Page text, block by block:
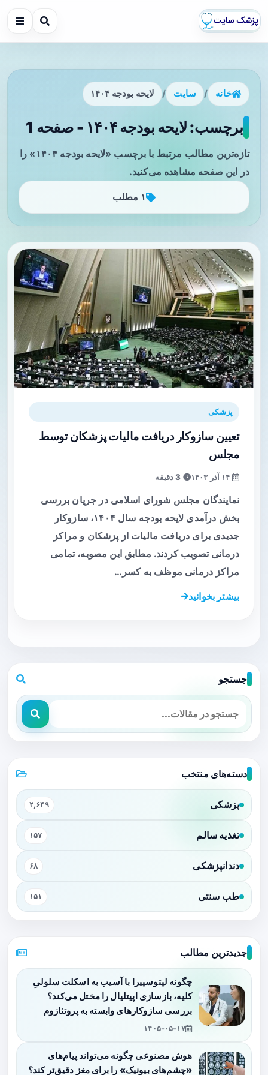
خانه / سایت / لایحه بودجه ۱۴۰۴
برچسب: لایحه بودجه ۱۴۰۴ - صفحه 1
تازه‌ترین مطالب مرتبط با برچسب «لایحه بودجه ۱۴۰۴» را
در این صفحه مشاهده می‌کنید.
۱ مطلب
پزشکی
تعیین سازوکار دریافت مالیات پزشکان توسط
مجلس
نمایندگان مجلس شورای اسلامی در جریان بررسی
بخش درآمدی لایحه بودجه سال ۱۴۰۴، سازوکار
جدیدی برای دریافت مالیات از پزشکان و مراکز
درمانی تصویب کردند. مطابق این مصوبه، تمامی
مراکز درمانی موظف به کسر…
بیشتر بخوانید
جستجو
دسته‌های منتخب
پزشکی ۲,۶۴۹
تغذیه سالم ۱۵۷
دندانپزشکی ۶۸
طب سنتی ۱۵۱
جدیدترین مطالب
چگونه لپتوسپیرا با آسیب به اسکلت سلولیِ
کلیه، بازسازی اپیتلیال را مختل می‌کند؟
بررسی سازوکارهای وابسته به پروتئازوم
۱۴۰۵-۰۵-۱۷
هوش مصنوعی چگونه می‌تواند پیام‌های
«چشم‌های بیونیک» را برای مغز دقیق‌تر کند؟